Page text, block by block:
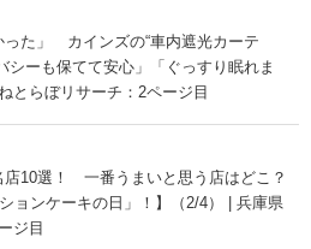
った」 カインズの“車内遮光カーテ
ーも保てて安心」「ぐっすり眠れま
とらぼリサーチ：2ページ目
店10選！ 一番うまいと思う店はどこ？
ョンケーキの日」！】（2/4） | 兵庫県
ジ目